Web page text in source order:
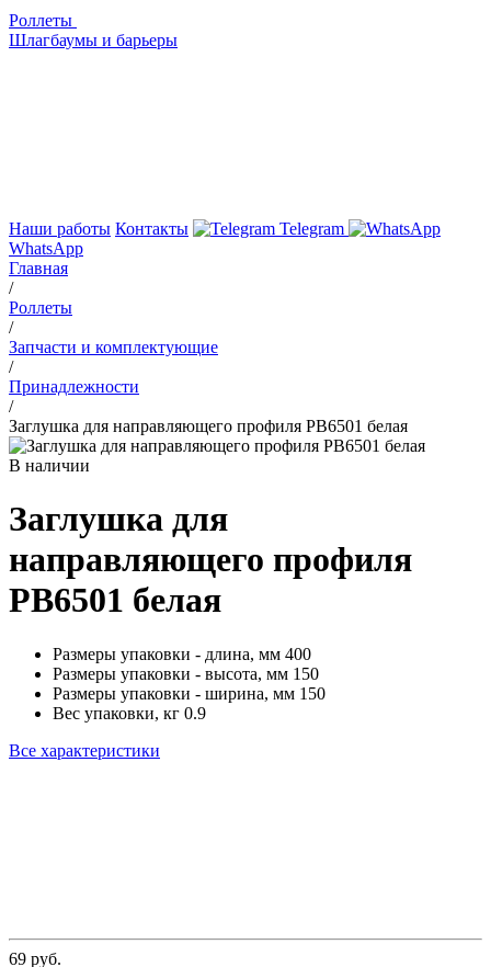
Роллеты
Шлагбаумы и барьеры
Наши работы Контакты
Telegram
WhatsApp
Главная
/
Роллеты
/
Запчасти и комплектующие
/
Принадлежности
/
Заглушка для направляющего профиля PB6501 белая
В наличии
Заглушка для
направляющего профиля
PB6501 белая
Размеры упаковки - длина, мм 400
Размеры упаковки - высота, мм 150
Размеры упаковки - ширина, мм 150
Вес упаковки, кг 0.9
Все характеристики
69 руб.